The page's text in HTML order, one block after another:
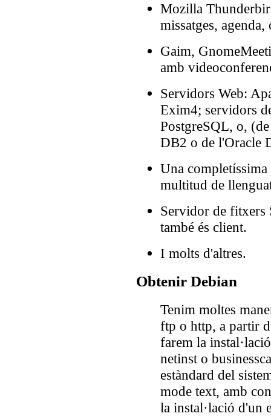
Mozilla
missatges, agenda,
Gaim,
amb
Servidors Web:
Exim4; servidors
PostgreSQL, o,
DB2 o de l'Oracle
Una
multitud de
Servidor de fitxers
també és client.
I molts d'altres.
Obtenir Debian
Tenim moltes
ftp o http, a partir
farem la
netinst o
estàndard del
mode text, amb
la instal·lació d'un